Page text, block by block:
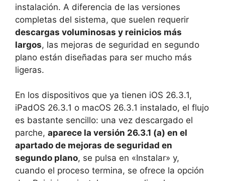
instalación. A diferencia de las versiones
completas del sistema, que suelen requerir
descargas voluminosas y reinicios más
largos, las mejoras de seguridad en segundo
plano están diseñadas para ser mucho más
ligeras.
En los dispositivos que ya tienen iOS 26.3.1,
iPadOS 26.3.1 o macOS 26.3.1 instalado, el flujo
es bastante sencillo: una vez descargado el
parche, aparece la versión 26.3.1 (a) en el
apartado de mejoras de seguridad en
segundo plano, se pulsa en «Instalar» y,
cuando el proceso termina, se ofrece la opción